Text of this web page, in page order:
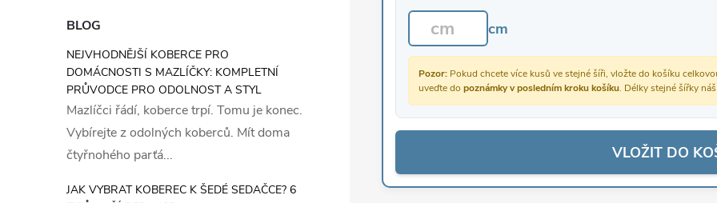
BLOG
NEJVHODNĚJŠÍ KOBERCE PRO
DOMÁCNOSTI S MAZLÍČKY: KOMPLETNÍ
PRŮVODCE PRO ODOLNOST A STYL
Mazlíčci řádí, koberce trpí. Tomu je konec.
Vybírejte z odolných koberců. Mít doma
čtyřnohého parťá...
JAK VYBRAT KOBEREC K ŠEDÉ SEDAČCE? 6
cm
Pozor: Pokud chcete více kusů ve stejné šíři, vložte do košíku
uveďte do poznámky v posledním kroku košíku. Délky stejné šířky
VLOŽIT DO